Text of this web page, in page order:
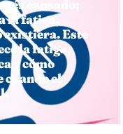
cansado;
la fatiga,
existiera. Este
la fatiga,
y cómo
cuando el